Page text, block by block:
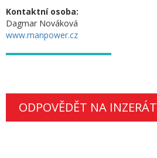
Kontaktní osoba:
Dagmar Nováková
www.manpower.cz
ODPOVĚDĚT NA INZERÁT